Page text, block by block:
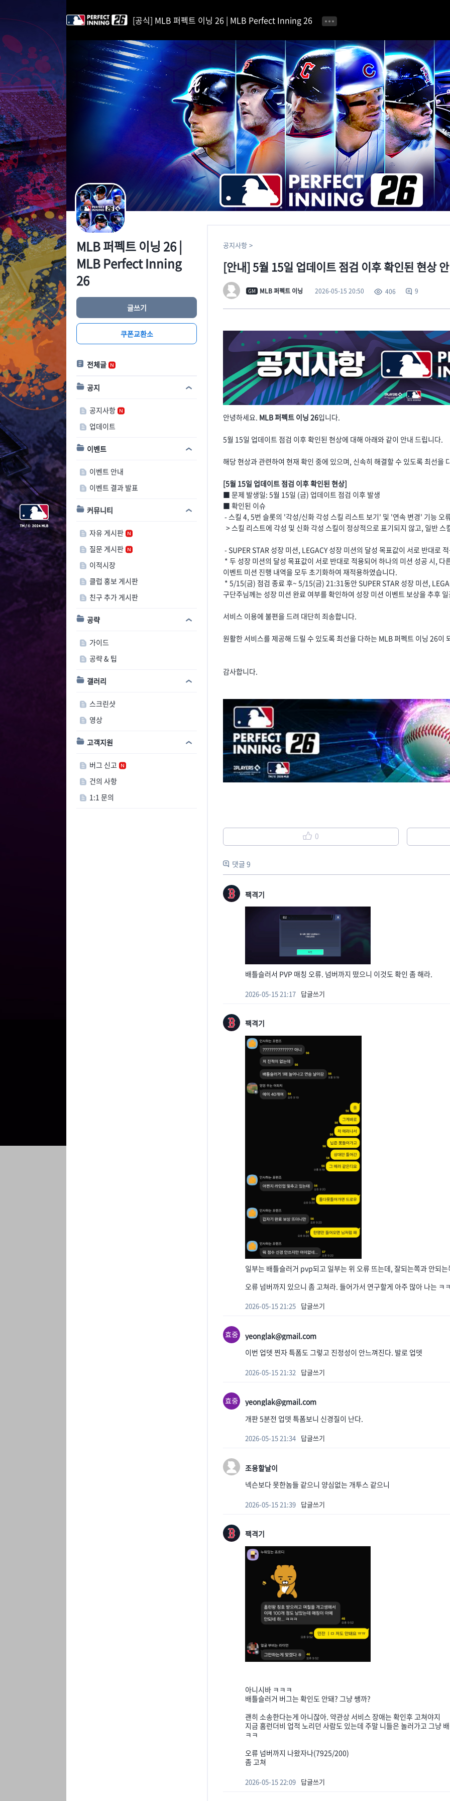
o
C
o
n
t
e
n
t
[공식] MLB 퍼펙트 이닝 26 | MLB Perfect Inning 26
공지사항 이벤트 안내 자유 게시판 가이드
MLB 퍼펙트 이닝 26 |
MLB Perfect Inning
26
글쓰기
쿠폰교환소
전체글
공지
공지사항
업데이트
이벤트
이벤트 안내
이벤트 결과 발표
커뮤니티
자유 게시판
질문 게시판
이적시장
클럽 홍보 게시판
친구 추가 게시판
공략
가이드
공략 & 팁
갤러리
스크린샷
영상
고객지원
버그 신고
건의 사항
1:1 문의
공지사항
[안내] 5월 15일 업데이트 점검 이후 확인된 현상
GM MLB 퍼펙트 이닝 2026-05-15 20:50 406 9
안녕하세요. MLB 퍼펙트 이닝 26입니다.
5월 15일 업데이트 점검 이후 확인된 현상에 대해 아래와 같이 안내 드립니다.
해당 현상과 관련하여 현재 확인 중에 있으며, 신속히 해결할 수 있도록 최선을
[5월 15일 업데이트 점검 이후 확인된 현상]
■ 문제 발생일: 5월 15일 (금) 업데이트 점검 이후 발생
■ 확인된 이슈
- 스킬 4, 5번 슬롯의 '각성/신화 각성 스킬 리스트 보기' 및 '연속 변경' 기능 오
> 스킬 리스트에 각성 및 신화 각성 스킬이 정상적으로 표기되지 않고, 일반 스
- SUPER STAR 성장 미션, LEGACY 성장 미션의 달성 목표값이 서로 반대로
* 두 성장 미션의 달성 목표값이 서로 반대로 적용되어 하나의 미션 성공 시,
이벤트 미션 진행 내역을 모두 초기화하여 재적용하였습니다.
* 5/15(금) 점검 종료 후~ 5/15(금) 21:31동안 SUPER STAR 성장 미션,
구단주님께는 성장 미션 완료 여부를 확인하여 성장 미션 이벤트 보상을 추후
서비스 이용에 불편을 드려 대단히 죄송합니다.
원활한 서비스를 제공해 드릴 수 있도록 최선을 다하는 MLB 퍼펙트 이닝 26이
감사합니다.
0
댓글 9
팩격기
배틀슬러서 PVP 매칭 오류. 넘버까지 떴으니 이것도 확인 좀 해라.
2026-05-15 21:17 답글쓰기
팩격기
일부는 배틀슬러거 pvp되고 일부는 위 오류 뜨는데, 잘되는쪽과 안되
오류 넘버까지 있으니 좀 고쳐라. 들어가서 연구할게 아주 많아 나는 ㅋ
2026-05-15 21:25 답글쓰기
yeonglak@gmail.com
이번 업뎃 찐자 특폼도 그렇고 진정성이 안느껴진다. 발로 업뎃
2026-05-15 21:32 답글쓰기
yeonglak@gmail.com
개판 5분전 업뎃 특폼보니 신경질이 난다.
2026-05-15 21:34 답글쓰기
조용할날이
넥슨보다 못한놈들 같으니 양심없는 개투스 같으니
2026-05-15 21:39 답글쓰기
팩격기
아니시바 ㅋㅋㅋ
배틀슬러거 버그는 확인도 안돼? 그냥 쌩까?
괜히 소송한다는게 아니잖아. 약관상 서비스 장애는 확인후 고쳐야지
지금 홈런더비 업적 노리던 사람도 있는데 주말 니들은 놀러가고 그냥
ㅋㅋ
오류 넘버까지 나왔자나(7925/200)
좀 고쳐
2026-05-15 22:09 답글쓰기